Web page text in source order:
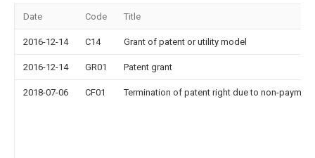
Date Code Title
2016-12-14 C14 Grant of patent or utility model
2016-12-14 GR01 Patent grant
2018-07-06 CF01 Termination of patent right due to non-